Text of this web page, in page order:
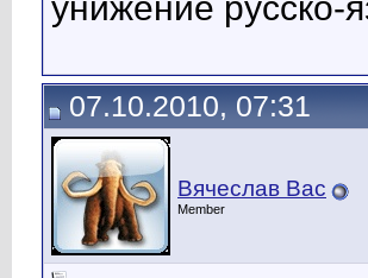
унижение русско-
07.10.2010, 07:31
Вячеслав Вас
Member